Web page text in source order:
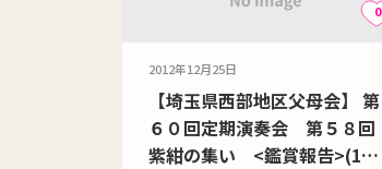
0
2012年12月25日
【埼玉県西部地区父母会】 第
６０回定期演奏会 第５８回
紫紺の集い <鑑賞報告>(12-